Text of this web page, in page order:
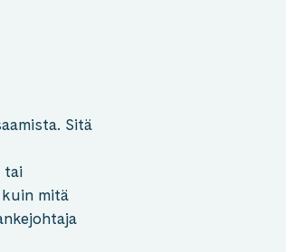
Sitä
tai
mitä